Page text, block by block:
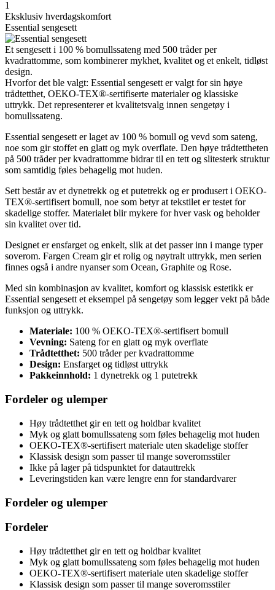
1
Eksklusiv hverdagskomfort
Essential sengesett
Et sengesett i 100 % bomullssateng med 500 tråder per
kvadrattomme, som kombinerer mykhet, kvalitet og et enkelt, tidløst
design.
Hvorfor det ble valgt: Essential sengesett er valgt for sin høye
trådtetthet, OEKO-TEX®-sertifiserte materialer og klassiske
uttrykk. Det representerer et kvalitetsvalg innen sengetøy i
bomullssateng.
Essential sengesett er laget av 100 % bomull og vevd som sateng,
noe som gir stoffet en glatt og myk overflate. Den høye trådtettheten
på 500 tråder per kvadrattomme bidrar til en tett og slitesterk struktur
som samtidig føles behagelig mot huden.
Sett består av et dynetrekk og et putetrekk og er produsert i OEKO-
TEX®-sertifisert bomull, noe som betyr at tekstilet er testet for
skadelige stoffer. Materialet blir mykere for hver vask og beholder
sin kvalitet over tid.
Designet er ensfarget og enkelt, slik at det passer inn i mange typer
soverom. Fargen Cream gir et rolig og nøytralt uttrykk, men serien
finnes også i andre nyanser som Ocean, Graphite og Rose.
Med sin kombinasjon av kvalitet, komfort og klassisk estetikk er
Essential sengesett et eksempel på sengetøy som legger vekt på både
funksjon og uttrykk.
Materiale: 100 % OEKO-TEX®-sertifisert bomull
Vevning: Sateng for en glatt og myk overflate
Trådtetthet: 500 tråder per kvadrattomme
Design: Ensfarget og tidløst uttrykk
Pakkeinnhold: 1 dynetrekk og 1 putetrekk
Fordeler og ulemper
Høy trådtetthet gir en tett og holdbar kvalitet
Myk og glatt bomullssateng som føles behagelig mot huden
OEKO-TEX®-sertifisert materiale uten skadelige stoffer
Klassisk design som passer til mange soveromsstiler
Ikke på lager på tidspunktet for datauttrekk
Leveringstiden kan være lengre enn for standardvarer
Fordeler og ulemper
Fordeler
Høy trådtetthet gir en tett og holdbar kvalitet
Myk og glatt bomullssateng som føles behagelig mot huden
OEKO-TEX®-sertifisert materiale uten skadelige stoffer
Klassisk design som passer til mange soveromsstiler